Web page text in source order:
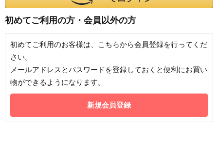
初めてご利用の方・会員以外の方
初めてご利用のお客様は、こちらから会員登録を行ってくだ
さい。
メールアドレスとパスワードを登録しておくと便利にお買い
物ができるようになります。